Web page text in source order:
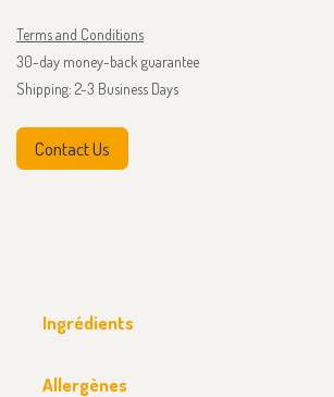
Terms and Conditions
30-day money-back guarantee
Shipping: 2-3 Business Days
Contact Us
Ingrédients
Allergènes